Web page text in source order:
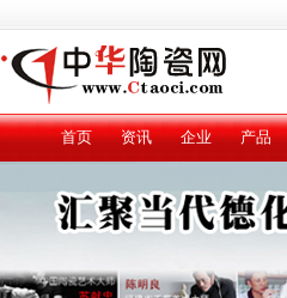
首页 资讯 企业 产品